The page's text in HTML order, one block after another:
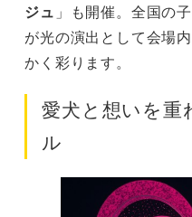
ジュ 」も開催。全国の
が光の演出として会場
かく彩ります。
愛犬と想いを重
ル